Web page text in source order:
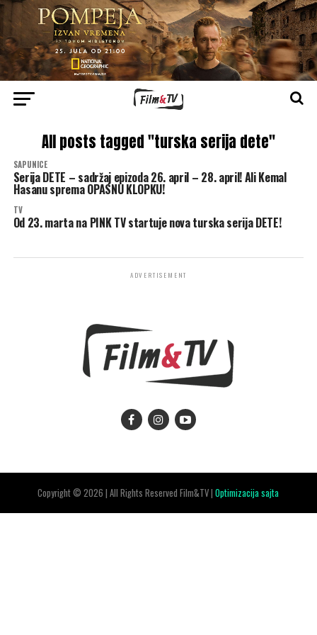
All posts tagged "turska serija dete"
SAPUNICE
Serija DETE – sadržaj epizoda 26. april – 28. april! Ali Kemal
Hasanu sprema OPASNU KLOPKU!
TV
Od 23. marta na PINK TV startuje nova turska serija DETE!
ADVERTISEMENT
Copyright © 2026 | All Rights Reserved Film&TV |Optimizacija sajta